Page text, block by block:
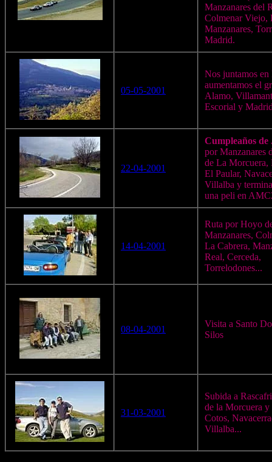
Manzanares del
Colmenar Viejo,
Manzanares,
Madrid.
05-05-2001
Nos juntamos
aumentamos el
Alamo,
Escorial y
22-04-2001
Cumpleaños de
por Manzanares
de La Morcuera,
El Paular,
Villalba y
una peli en
14-04-2001
Ruta por Hoyo
Manzanares,
La Cabrera,
Real, Cerceda,
Torrelodones...
08-04-2001
Visita a Santo
Silos
31-03-2001
Subida a
de la Morcuera y
Cotos,
Villalba...